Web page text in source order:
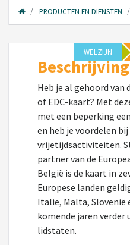
PRODUCTEN EN DIENSTEN
WELZIJN
Beschrijving
Heb je al gehoord van
of EDC-kaart? Met
met een beperking
en heb je voordelen
vrijetijdsactiviteiten.
partner van de
België is de kaart in
Europese landen
Italië, Malta, Slovenië
komende jaren verder
lidstaten.